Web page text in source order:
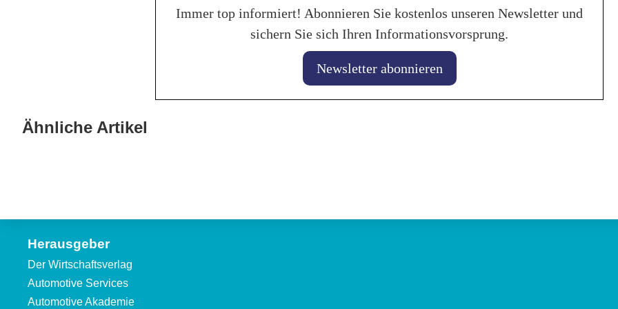
Immer top informiert! Abonnieren Sie kostenlos unseren Newsletter und
sichern Sie sich Ihren Informationsvorsprung.
Newsletter abonnieren
Ähnliche Artikel
Banner vertieft Zusammenarbeit
25. Januar 2026
BASF Coatings: Tool zur
25. Januar 2026
Herausgeber
Der Wirtschaftsverlag
Automotive Services
Automotive Akademie